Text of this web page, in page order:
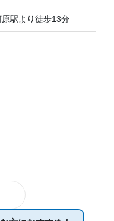
駅より徒歩13分